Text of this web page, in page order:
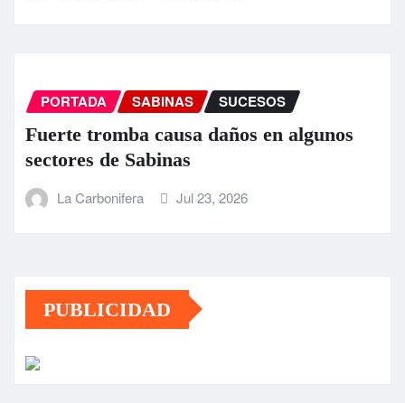
PORTADA SABINAS SUCESOS
Fuerte tromba causa daños en algunos
sectores de Sabinas
La Carbonifera Jul 23, 2026
PUBLICIDAD